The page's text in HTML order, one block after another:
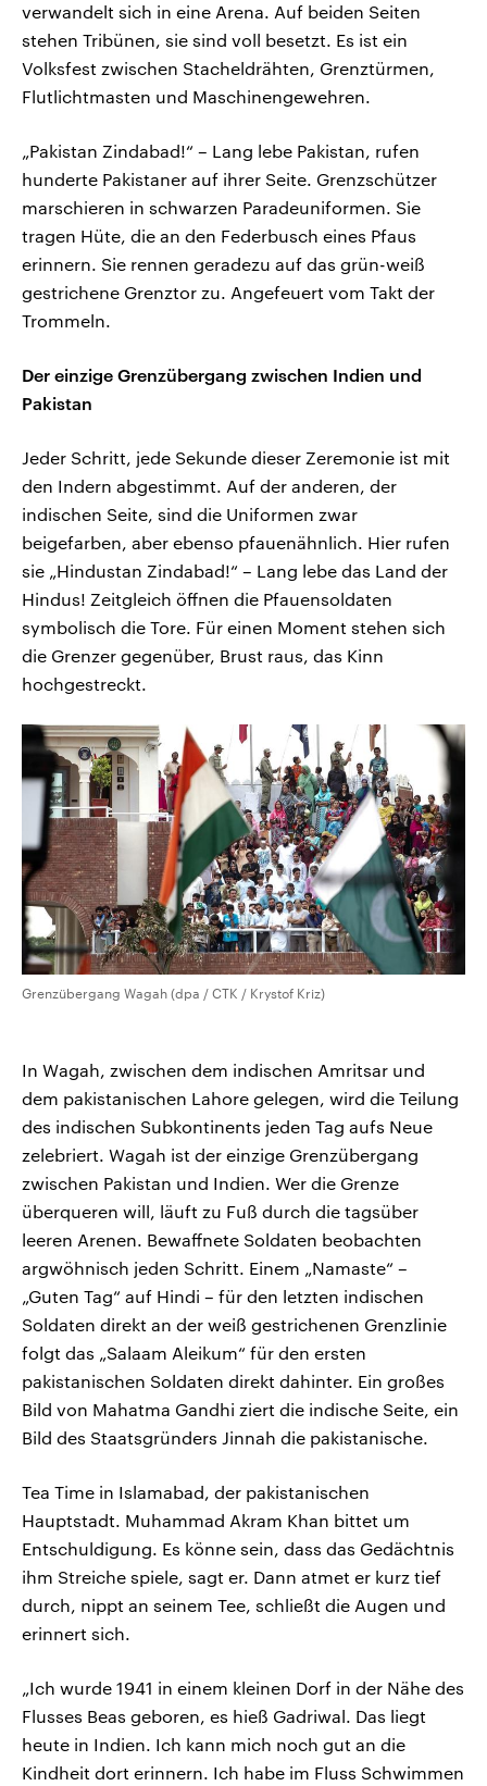
verwandelt sich in eine Arena. Auf beiden Seiten
stehen Tribünen, sie sind voll besetzt. Es ist ein
Volksfest zwischen Stacheldrähten, Grenztürmen,
Flutlichtmasten und Maschinengewehren.
„Pakistan Zindabad!“ – Lang lebe Pakistan, rufen
hunderte Pakistaner auf ihrer Seite. Grenzschützer
marschieren in schwarzen Paradeuniformen. Sie
tragen Hüte, die an den Federbusch eines Pfaus
erinnern. Sie rennen geradezu auf das grün-weiß
gestrichene Grenztor zu. Angefeuert vom Takt der
Trommeln.
Der einzige Grenzübergang zwischen Indien und
Pakistan
Jeder Schritt, jede Sekunde dieser Zeremonie ist mit
den Indern abgestimmt. Auf der anderen, der
indischen Seite, sind die Uniformen zwar
beigefarben, aber ebenso pfauenähnlich. Hier rufen
sie „Hindustan Zindabad!“ – Lang lebe das Land der
Hindus! Zeitgleich öffnen die Pfauensoldaten
symbolisch die Tore. Für einen Moment stehen sich
die Grenzer gegenüber, Brust raus, das Kinn
hochgestreckt.
Grenzübergang Wagah (dpa / CTK / Krystof Kriz)
In Wagah, zwischen dem indischen Amritsar und
dem pakistanischen Lahore gelegen, wird die Teilung
des indischen Subkontinents jeden Tag aufs Neue
zelebriert. Wagah ist der einzige Grenzübergang
zwischen Pakistan und Indien. Wer die Grenze
überqueren will, läuft zu Fuß durch die tagsüber
leeren Arenen. Bewaffnete Soldaten beobachten
argwöhnisch jeden Schritt. Einem „Namaste“ –
„Guten Tag“ auf Hindi – für den letzten indischen
Soldaten direkt an der weiß gestrichenen Grenzlinie
folgt das „Salaam Aleikum“ für den ersten
pakistanischen Soldaten direkt dahinter. Ein großes
Bild von Mahatma Gandhi ziert die indische Seite, ein
Bild des Staatsgründers Jinnah die pakistanische.
Tea Time in Islamabad, der pakistanischen
Hauptstadt. Muhammad Akram Khan bittet um
Entschuldigung. Es könne sein, dass das Gedächtnis
ihm Streiche spiele, sagt er. Dann atmet er kurz tief
durch, nippt an seinem Tee, schließt die Augen und
erinnert sich.
„Ich wurde 1941 in einem kleinen Dorf in der Nähe des
Flusses Beas geboren, es hieß Gadriwal. Das liegt
heute in Indien. Ich kann mich noch gut an die
Kindheit dort erinnern. Ich habe im Fluss Schwimmen